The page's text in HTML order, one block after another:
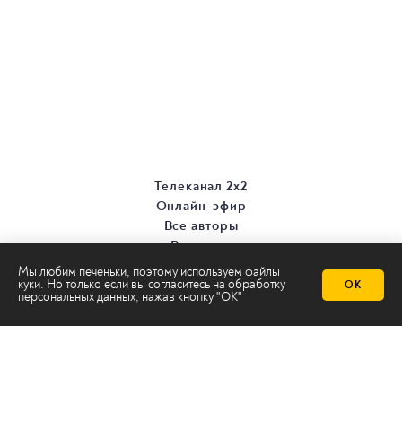
Мы любим печеньки, поэтому используем файлы
куки. Но только если вы согласитесь на обработку
персональных данных, нажав кнопку "ОК"
ОК
Телеканал 2х2
Онлайн-эфир
Все авторы
Все темы